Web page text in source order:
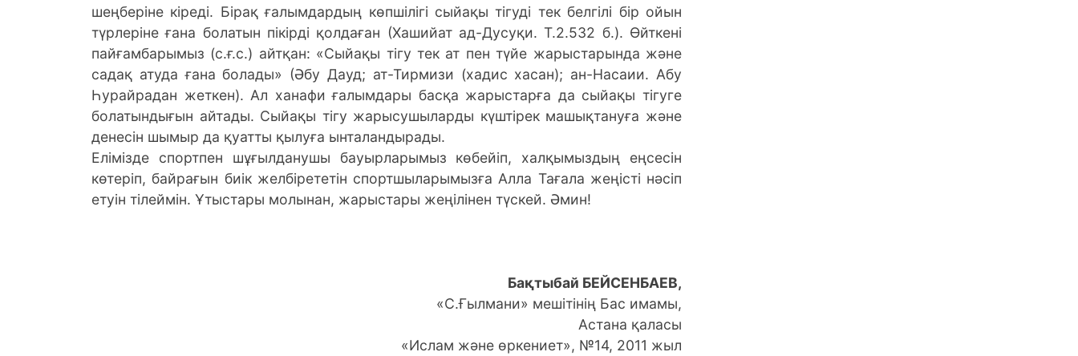
шеңберіне кіреді. Бірақ ғалымдардың көпшілігі сыйақы тігуді тек белгілі бір ойын
түрлеріне ғана болатын пікірді қолдаған (Хашийат ад-Дусуқи. Т.2.532 б.). Өйткені
пайғамбарымыз (с.ғ.с.) айтқан: «Сыйақы тігу тек ат пен түйе жарыстарында және
садақ атуда ғана болады» (Әбу Дауд; ат-Тирмизи (хадис хасан); ан-Насаии. Абу
Һурайрадан жеткен). Ал ханафи ғалымдары басқа жарыстарға да сыйақы тігуге
болатындығын айтады. Сыйақы тігу жарысушыларды күштірек машықтануға және
денесін шымыр да қуатты қылуға ынталандырады.
Елімізде спортпен шұғылданушы бауырларымыз көбейіп, халқымыздың еңсесін
көтеріп, байрағын биік желбірететін спортшыларымызға Алла Тағала жеңісті нәсіп
етуін тілеймін. Ұтыстары молынан, жарыстары жеңілінен түскей. Әмин!
Бақтыбай БЕЙСЕНБАЕВ,
«С.Ғылмани» мешітінің Бас имамы,
Астана қаласы
«Ислам және өркениет», №14, 2011 жыл